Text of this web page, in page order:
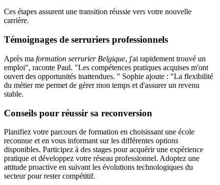
Ces étapes assurent une transition réussie vers votre nouvelle
carrière.
Témoignages de serruriers professionnels
Après ma formation serrurier Belgique, j'ai rapidement trouvé un
emploi", raconte Paul. "Les compétences pratiques acquises m'ont
ouvert des opportunités inattendues. " Sophie ajoute : "La flexibilité
du métier me permet de gérer mon temps et d'assurer un revenu
stable.
Conseils pour réussir sa reconversion
Planifiez votre parcours de formation en choisissant une école
reconnue et en vous informant sur les différentes options
disponibles. Participez à des stages pour acquérir une expérience
pratique et développez votre réseau professionnel. Adoptez une
attitude proactive en suivant les évolutions technologiques du
secteur pour rester compétitif.